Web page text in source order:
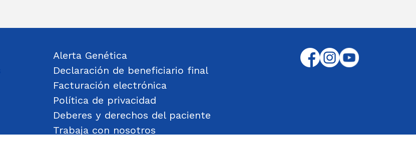
Alerta Genética
Declaración de beneficiario final
Facturación electrónica
Política de privacidad
Deberes y derechos del paciente
Trabaja con nosotros